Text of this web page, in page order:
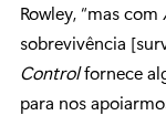
Rowley, “mas com
sobrevivência
Controlfornece
para nos